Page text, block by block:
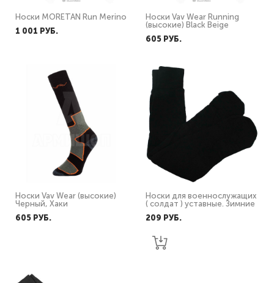
Носки MORETAN Run Merino
1 001 PУБ.
Носки Vav Wear Running
(высокие) Black Beige
605 PУБ.
Носки Vav Wear (высокие)
Черный, Хаки
605 PУБ.
Носки для военнослужащих
( солдат ) уставные. Зимние
209 PУБ.